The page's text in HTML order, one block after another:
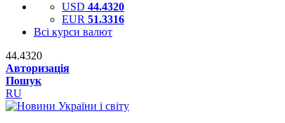
USD 44.4320
EUR 51.3316
Всі курси валют
44.4320
Авторизація
Пошук
RU